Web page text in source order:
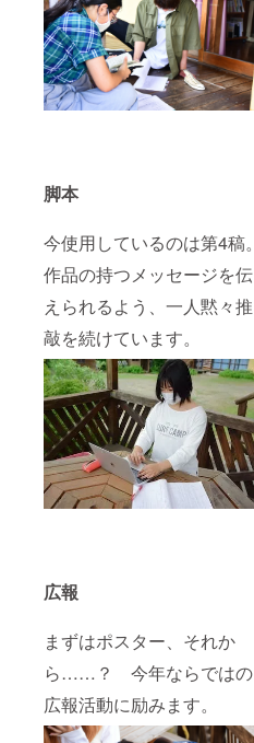
脚本
今使用しているのは第4稿。
作品の持つメッセージを伝
えられるよう、一人黙々推
敲を続けています。
広報
まずはポスター、それか
ら……？ 今年ならではの
広報活動に励みます。